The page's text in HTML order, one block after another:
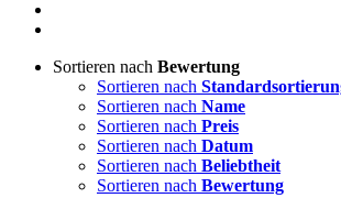
Sortieren nach Bewertung
Sortieren nach
Sortieren nach Name
Sortieren nach Preis
Sortieren nach Datum
Sortieren nach Beliebtheit
Sortieren nach Bewertung